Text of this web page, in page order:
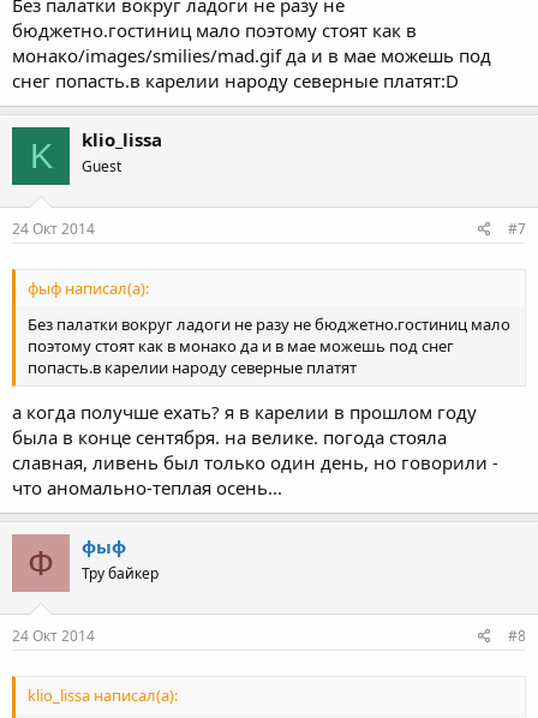
Без палатки вокруг ладоги не разу не
бюджетно.гостиниц мало поэтому стоят как в
монако/images/smilies/mad.gif да и в мае можешь под
снег попасть.в карелии народу северные платят:D
K klio_lissa
Guest
24 Окт 2014 #7
фыф написал(а):
Без палатки вокруг ладоги не разу не бюджетно.гостиниц мало
поэтому стоят как в монако да и в мае можешь под снег
попасть.в карелии народу северные платят
а когда получше ехать? я в карелии в прошлом году
была в конце сентября. на велике. погода стояла
славная, ливень был только один день, но говорили -
что аномально-теплая осень...
Ф фыф
Тру байкер
24 Окт 2014 #8
klio_lissa написал(а):